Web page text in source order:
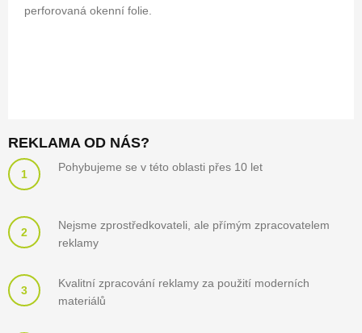
perforovaná okenní folie.
REKLAMA OD NÁS?
1
Pohybujeme se v této oblasti přes 10 let
2
Nejsme zprostředkovateli, ale přímým zpracovatelem
reklamy
3
Kvalitní zpracování reklamy za použití moderních
materiálů